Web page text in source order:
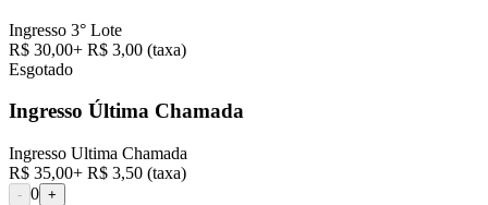
Ingresso 3° Lote
R$ 30,00+ R$ 3,00 (taxa)
Esgotado
Ingresso Última Chamada
Ingresso Ultima Chamada
R$ 35,00+ R$ 3,50 (taxa)
- 0 +